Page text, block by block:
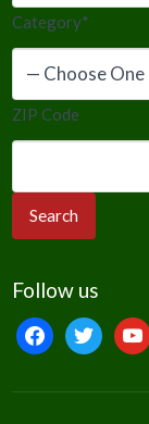
Category*
ZIP Code
Follow us